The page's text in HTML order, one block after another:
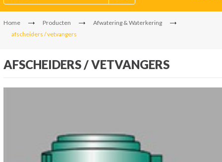
Home Producten
Afwatering & Waterkering
afscheiders / vetvangers
AFSCHEIDERS / VETVANGERS